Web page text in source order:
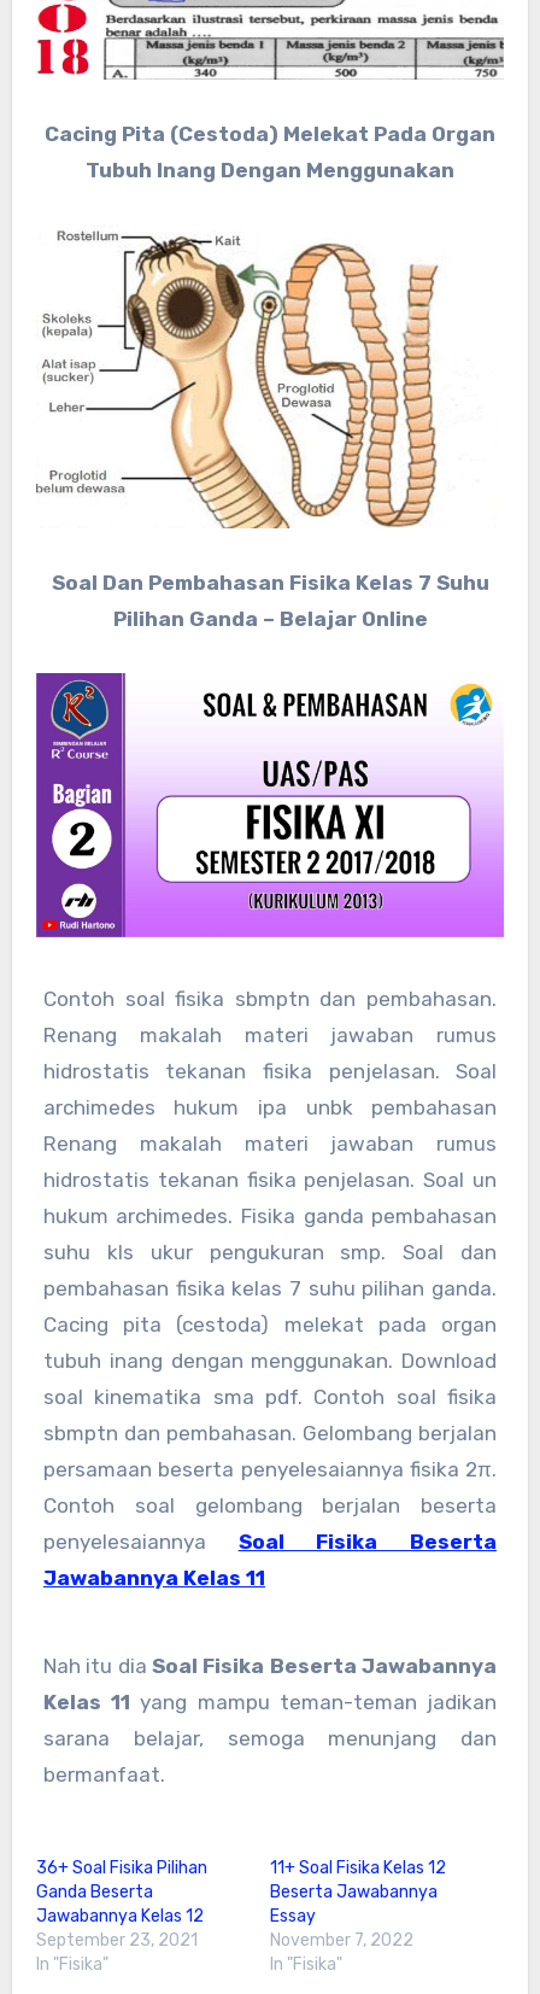
Cacing Pita (Cestoda) Melekat Pada Organ
Tubuh Inang Dengan Menggunakan
Soal Dan Pembahasan Fisika Kelas 7 Suhu
Pilihan Ganda – Belajar Online
Contoh soal fisika sbmptn dan pembahasan.
Renang makalah materi jawaban rumus
hidrostatis tekanan fisika penjelasan. Soal
archimedes hukum ipa unbk pembahasan
Renang makalah materi jawaban rumus
hidrostatis tekanan fisika penjelasan. Soal un
hukum archimedes. Fisika ganda pembahasan
suhu kls ukur pengukuran smp. Soal dan
pembahasan fisika kelas 7 suhu pilihan ganda.
Cacing pita (cestoda) melekat pada organ
tubuh inang dengan menggunakan. Download
soal kinematika sma pdf. Contoh soal fisika
sbmptn dan pembahasan. Gelombang berjalan
persamaan beserta penyelesaiannya fisika 2π.
Contoh soal gelombang berjalan beserta
penyelesaiannya Soal Fisika Beserta
Jawabannya Kelas 11
Nah itu dia Soal Fisika Beserta Jawabannya
Kelas 11 yang mampu teman-teman jadikan
sarana belajar, semoga menunjang dan
bermanfaat.
36+ Soal Fisika Pilihan
Ganda Beserta
Jawabannya Kelas 12
September 23, 2021
In "Fisika"
11+ Soal Fisika Kelas 12
Beserta Jawabannya
Essay
November 7, 2022
In "Fisika"